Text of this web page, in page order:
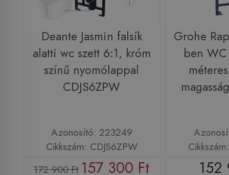
Deante Jasmin falsík
alatti wc szett 6:1, króm
színű nyomólappal
CDJS6ZPW
Azonosító: 223249
Cikkszám: CDJS6ZPW
172 900 Ft 157 300 Ft
Grohe
ben
152